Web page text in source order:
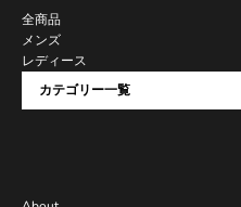
全商品
メンズ
レディース
カテゴリー一覧